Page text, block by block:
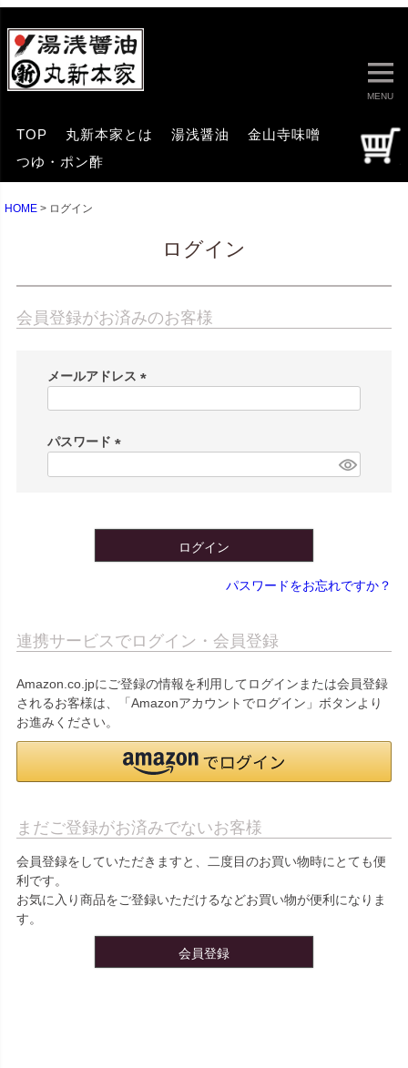
MENU
TOP 丸新本家とは 湯浅醤油
金山寺味噌
つゆ・ポン酢
HOME ログイン
ログイン
会員登録がお済みのお客様
メールアドレス
)
パスワード
ログイン
パスワードをお忘れですか？
連携サービスでログイン・会員登録
Amazon.co.jpにご登録の情報を利用してログインまたは会員登録
されるお客様は、「Amazonアカウントでログイン」ボタンより
お進みください。
まだご登録がお済みでないお客様
会員登録をしていただきますと、二度目のお買い物時にとても便
利です。
お気に入り商品をご登録いただけるなどお買い物が便利になりま
す。
会員登録